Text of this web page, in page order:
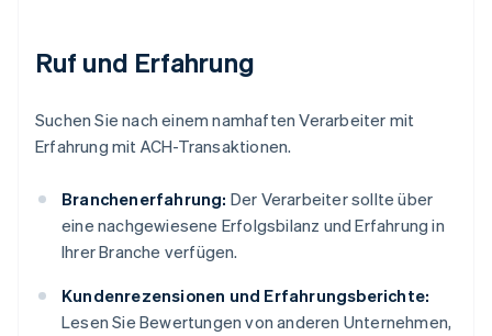
Ruf und Erfahrung
Suchen Sie nach einem namhaften Verarbeiter mit
Erfahrung mit ACH-Transaktionen.
Branchenerfahrung: Der Verarbeiter sollte über
eine nachgewiesene Erfolgsbilanz und Erfahrung in
Ihrer Branche verfügen.
Kundenrezensionen und Erfahrungsberichte:
Lesen Sie Bewertungen von anderen Unternehmen,